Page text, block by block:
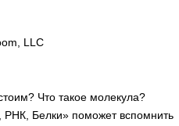
LLC
Что такое молекула?
Белки» поможет вспомнить